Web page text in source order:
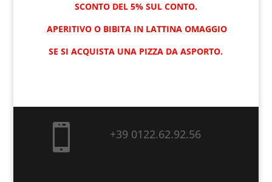
SCONTO DEL 5% SUL CONTO.
APERITIVO O BIBITA IN LATTINA OMAGGIO
SE SI ACQUISTA UNA PIZZA DA ASPORTO.
 +39 0122.62.92.56